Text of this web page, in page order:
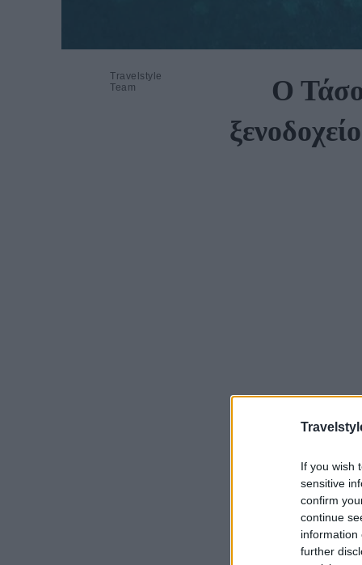
If you wish
sensitive
confirm
continue
information
further
Travelstyle
Team
Ο